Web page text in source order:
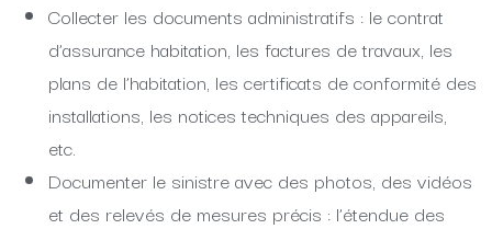
Collecter les documents administratifs : le contrat
d’assurance habitation, les factures de travaux, les
plans de l’habitation, les certificats de conformité des
installations, les notices techniques des appareils,
etc.
Documenter le sinistre avec des photos, des vidéos
et des relevés de mesures précis : l’étendue des